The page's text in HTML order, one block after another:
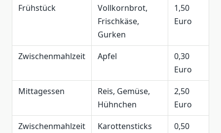
Frühstück
Vollkornbrot,
Frischkäse,
Gurken
1,50
Euro
Zwischenmahlzeit Apfel
0,30
Euro
Mittagessen
Reis, Gemüse,
Hühnchen
2,50
Euro
Zwischenmahlzeit
Karottensticks
0,50